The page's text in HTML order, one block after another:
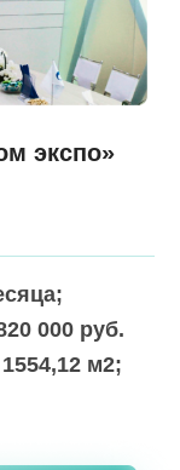
экспо»
000 руб.
1554,12 м2;